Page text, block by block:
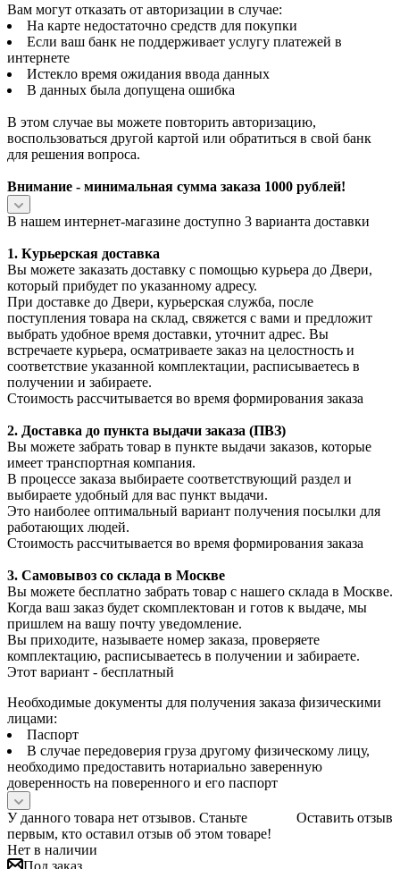
Вам могут отказать от авторизации в случае:
На карте недостаточно средств для покупки
Если ваш банк не поддерживает услугу платежей в
интернете
Истекло время ожидания ввода данных
В данных была допущена ошибка
В этом случае вы можете повторить авторизацию,
воспользоваться другой картой или обратиться в свой банк
для решения вопроса.
Внимание - минимальная сумма заказа 1000 рублей!
В нашем интернет-магазине доступно 3 варианта доставки
1. Курьерская доставка
Вы можете заказать доставку с помощью курьера до Двери,
который прибудет по указанному адресу.
При доставке до Двери, курьерская служба, после
поступления товара на склад, свяжется с вами и предложит
выбрать удобное время доставки, уточнит адрес. Вы
встречаете курьера, осматриваете заказ на целостность и
соответствие указанной комплектации, расписываетесь в
получении и забираете.
Стоимость рассчитывается во время формирования заказа
2. Доставка до пункта выдачи заказа (ПВЗ)
Вы можете забрать товар в пункте выдачи заказов, которые
имеет транспортная компания.
В процессе заказа выбираете соответствующий раздел и
выбираете удобный для вас пункт выдачи.
Это наиболее оптимальный вариант получения посылки для
работающих людей.
Стоимость рассчитывается во время формирования заказа
3. Самовывоз со склада в Москве
Вы можете бесплатно забрать товар с нашего склада в Москве.
Когда ваш заказ будет скомплектован и готов к выдаче, мы
пришлем на вашу почту уведомление.
Вы приходите, называете номер заказа, проверяете
комплектацию, расписываетесь в получении и забираете.
Этот вариант - бесплатный
Необходимые документы для получения заказа физическими
лицами:
Паспорт
В случае передоверия груза другому физическому лицу,
необходимо предоставить нотариально заверенную
доверенность на поверенного и его паспорт
Оставить отзыв
У данного товара нет отзывов. Станьте
первым, кто оставил отзыв об этом товаре!
Нет в наличии
Под заказ